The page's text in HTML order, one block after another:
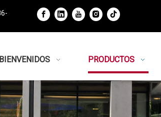
BIENVENIDOS PRODUCTOS